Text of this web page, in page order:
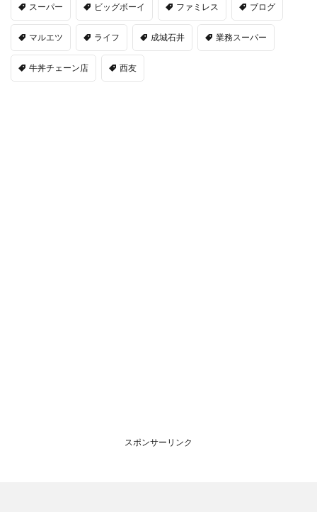
スーパー ビッグボーイ ファミレス ブログ
マルエツ ライフ 成城石井 業務スーパー
牛丼チェーン店 西友
スポンサーリンク